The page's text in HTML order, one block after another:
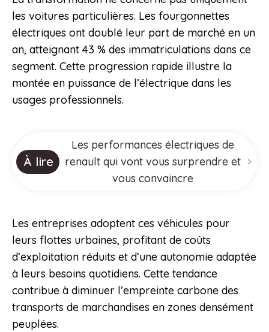
les voitures particulières. Les fourgonnettes
électriques ont doublé leur part de marché en un
an, atteignant 43 % des immatriculations dans ce
segment. Cette progression rapide illustre la
montée en puissance de l’électrique dans les
usages professionnels.
À lire
Les performances électriques de
renault qui vont vous surprendre et
vous convaincre
Les entreprises adoptent ces véhicules pour
leurs flottes urbaines, profitant de coûts
d’exploitation réduits et d’une autonomie adaptée
à leurs besoins quotidiens. Cette tendance
contribue à diminuer l’empreinte carbone des
transports de marchandises en zones densément
peuplées.